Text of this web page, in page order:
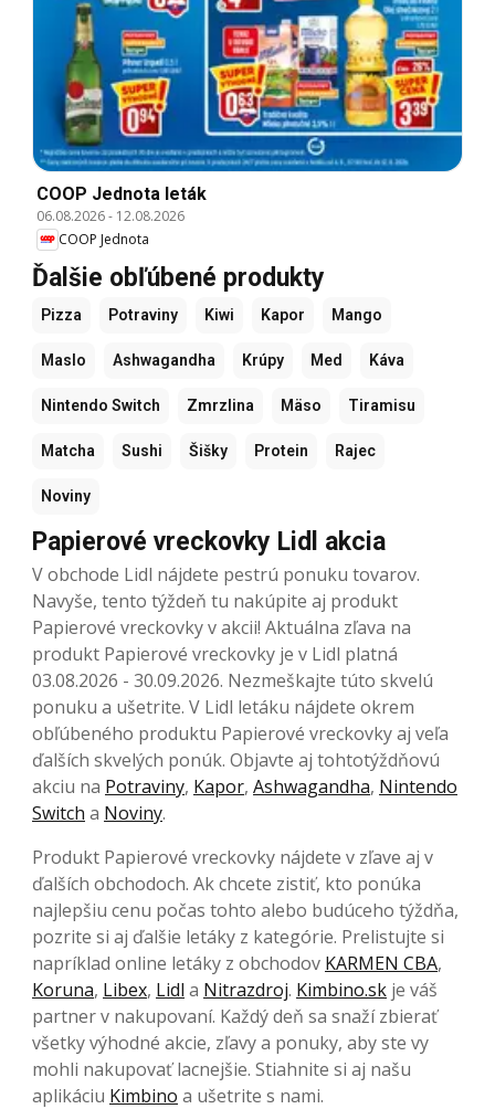
COOP Jednota leták
06.08.2026- 12.08.2026
COOP Jednota
Ďalšie obľúbené produkty
Pizza Potraviny Kiwi Kapor Mango
Maslo Ashwagandha Krúpy Med Káva
Nintendo Switch Zmrzlina Mäso Tiramisu
Matcha Sushi Šišky Protein Rajec
Noviny
Papierové vreckovky Lidl akcia
V obchode Lidl nájdete pestrú ponuku tovarov.
Navyše, tento týždeň tu nakúpite aj produkt
Papierové vreckovky v akcii! Aktuálna zľava na
produkt Papierové vreckovky je v Lidl platná
03.08.2026 - 30.09.2026. Nezmeškajte túto skvelú
ponuku a ušetrite. V Lidl letáku nájdete okrem
obľúbeného produktu Papierové vreckovky aj veľa
ďalších skvelých ponúk. Objavte aj tohtotýždňovú
akciu na Potraviny, Kapor, Ashwagandha, Nintendo
Switch a Noviny.
Produkt Papierové vreckovky nájdete v zľave aj v
ďalších obchodoch. Ak chcete zistiť, kto ponúka
najlepšiu cenu počas tohto alebo budúceho týždňa,
pozrite si aj ďalšie letáky z kategórie. Prelistujte si
napríklad online letáky z obchodov KARMEN CBA,
Koruna, Libex, Lidl a Nitrazdroj. Kimbino.sk je váš
partner v nakupovaní. Každý deň sa snaží zbierať
všetky výhodné akcie, zľavy a ponuky, aby ste vy
mohli nakupovať lacnejšie. Stiahnite si aj našu
aplikáciu Kimbino a ušetrite s nami.